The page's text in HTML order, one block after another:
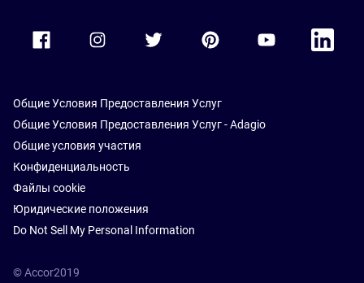
Accor Youtube
Accor
Общие Условия Предоставления Услуг
Общие Условия Предоставления Услуг - Adagio
Общие условия участия
Конфиденциальность
Файлы cookie
Юридические положения
Do Not Sell My Personal Information
© Accor2019